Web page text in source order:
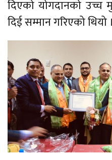
दिएको योगदानको उच्च
दिई सम्मान गरिएको थियो ।